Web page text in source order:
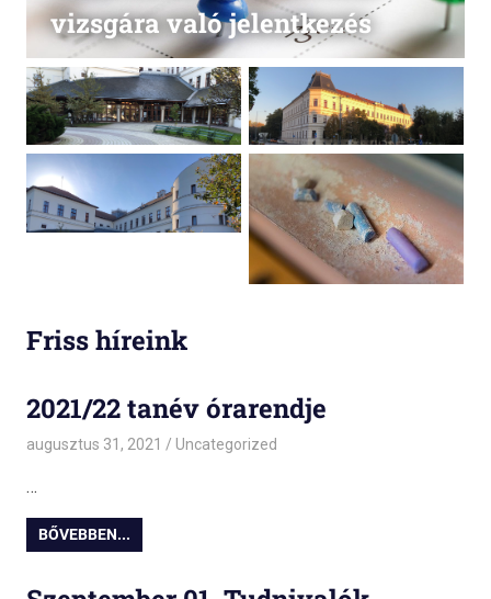
vizsgára való jelentkezés
Friss híreink
2021/22 tanév órarendje
augusztus 31, 2021 admin
Uncategorized
…
BŐVEBBEN...